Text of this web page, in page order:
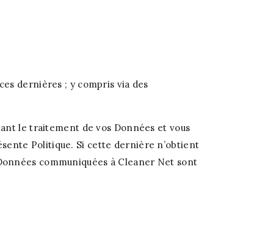
dernières ; y compris via des
le traitement de vos Données et vous
Politique. Si cette dernière n’obtient
communiquées à Cleaner Net sont